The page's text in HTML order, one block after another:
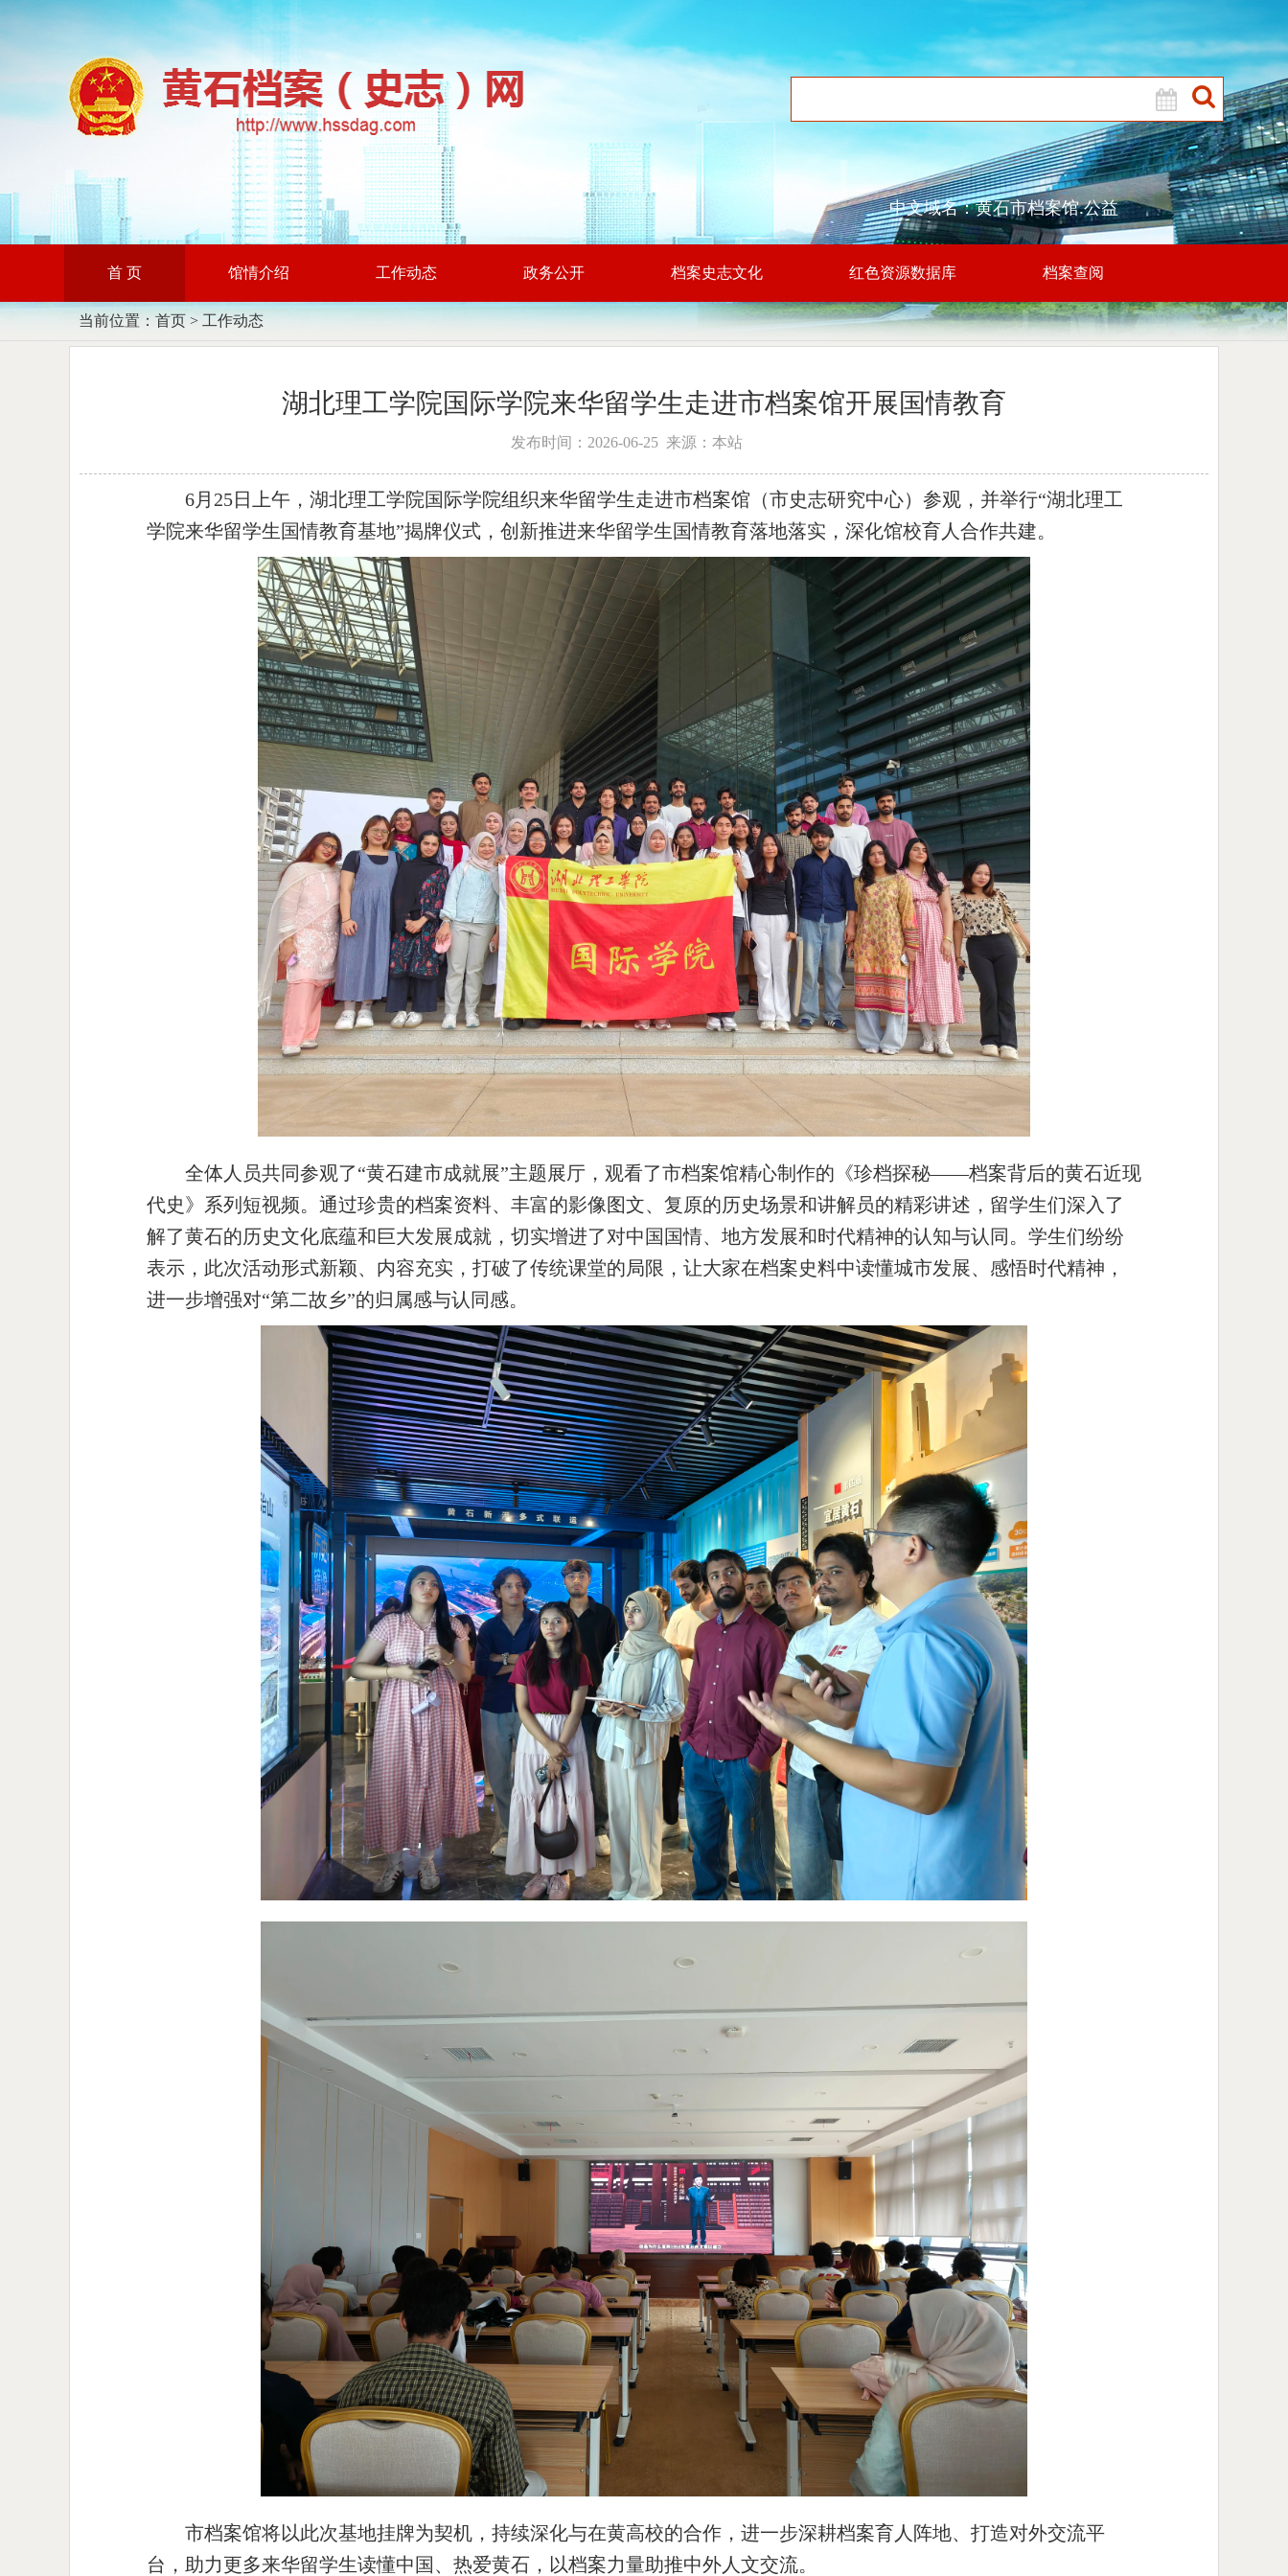
中文域名：黄石市档案馆.公益
首 页 馆情介绍 工作动态 政务公开 档案史志文化 红色资源数据库 档案查阅
当前位置： 首页> 工作动态
湖北理工学院国际学院来华留学生走进市档案馆开展国情教育
发布时间：2026-06-25 来源：本站
6月25日上午，湖北理工学院国际学院组织来华留学生走进市档案馆（市史志研究中心）参观，并举行“湖北理工
学院来华留学生国情教育基地”揭牌仪式，创新推进来华留学生国情教育落地落实，深化馆校育人合作共建。
全体人员共同参观了“黄石建市成就展”主题展厅，观看了市档案馆精心制作的《珍档探秘——档案背后的黄石近现
代史》系列短视频。通过珍贵的档案资料、丰富的影像图文、复原的历史场景和讲解员的精彩讲述，留学生们深入了
解了黄石的历史文化底蕴和巨大发展成就，切实增进了对中国国情、地方发展和时代精神的认知与认同。学生们纷纷
表示，此次活动形式新颖、内容充实，打破了传统课堂的局限，让大家在档案史料中读懂城市发展、感悟时代精神，
进一步增强对“第二故乡”的归属感与认同感。
市档案馆将以此次基地挂牌为契机，持续深化与在黄高校的合作，进一步深耕档案育人阵地、打造对外交流平
台，助力更多来华留学生读懂中国、热爱黄石，以档案力量助推中外人文交流。